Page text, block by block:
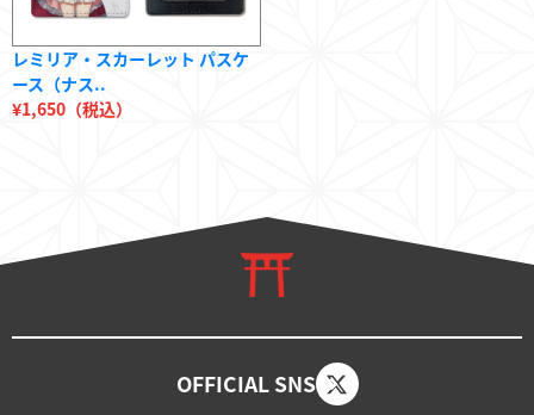
レミリア・スカーレット パスケ
ース（ナス..
¥1,650（税込）
OFFICIAL SNS